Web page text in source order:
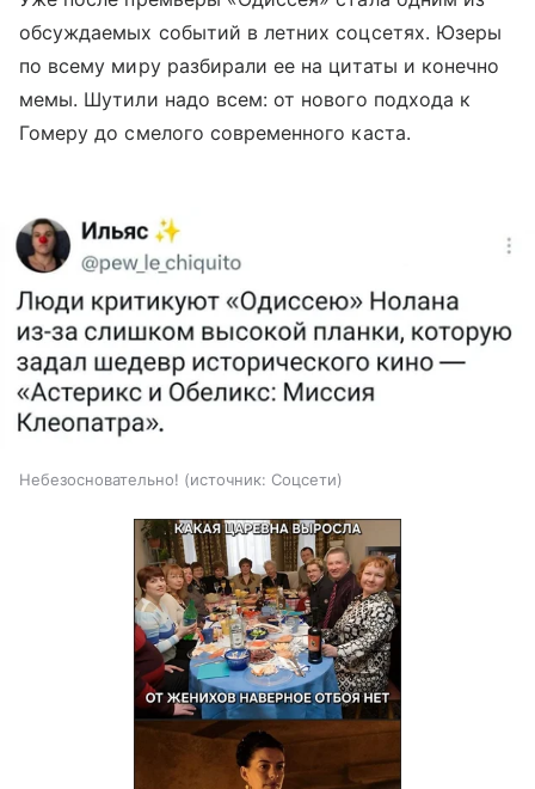
обсуждаемых событий в летних соцсетях. Юзеры
по всему миру разбирали ее на цитаты и конечно
мемы. Шутили надо всем: от нового подхода к
Гомеру до смелого современного каста.
Небезосновательно! источник: Соцсети